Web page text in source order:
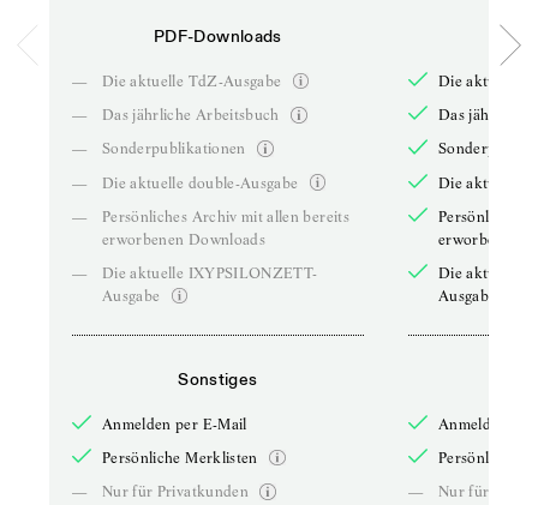
PDF-Downloads
—
Die aktuelle TdZ-Ausgabe
—
Das jährliche Arbeitsbuch
—
Sonderpublikationen
—
Die aktuelle double-Ausgabe
—
Persönliches Archiv mit allen bereits
erworbenen Downloads
—
Die aktuelle IXYPSILONZETT-
Ausgabe
Sonstiges
Anmelden per E-Mail
Persönliche Merklisten
—
Nur für Privatkunden
Die aktuelle
Das jährliche
Die aktuelle
Persönliches
erworbenen
Die aktuelle
Ausgabe
Anmelden
Persönliche
—
Nur für